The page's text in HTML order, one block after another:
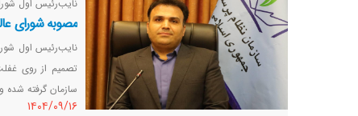
نایب‌رئیس اول
مصوبه شورای
نایب‌رئیس اول
تصمیم از روی
سازمان گرفته
١٤٠٤/٠٩/١٦